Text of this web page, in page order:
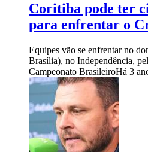
Coritiba pode ter
para enfrentar o
Equipes vão se enfrentar no
Brasília), no Independência,
Campeonato BrasileiroHá 3